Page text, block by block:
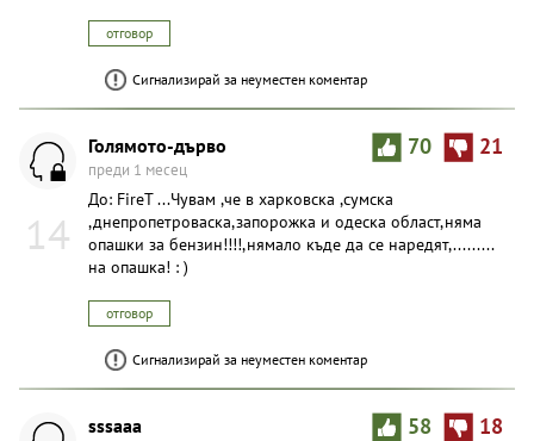
отговор
Сигнализирай за неуместен коментар
14
70 21
Голямото-дърво
преди 1 месец
До: FireT ...Чувам ,че в харковска ,сумска
,днепропетроваска,запорожка и одеска област,няма
опашки за бензин!!!!,нямало къде да се наредят,.........
на опашка! : )
отговор
Сигнализирай за неуместен коментар
58 18
sssaaa